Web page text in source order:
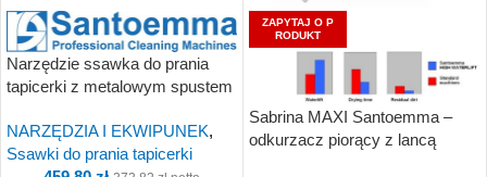
Narzędzie ssawka do prania
tapicerki z metalowym spustem
NARZĘDZIA I EKWIPUNEK,
Ssawki do prania tapicerki
ZAPYTAJ O P
RODUKT
Sabrina MAXI Santoemma –
odkurzacz piorący z lancą